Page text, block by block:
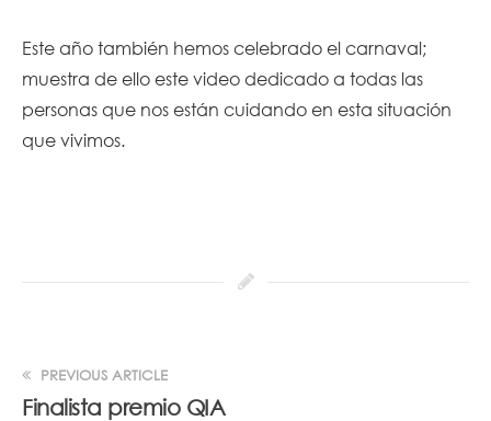
Este año también hemos celebrado el carnaval;
muestra de ello estevideodedicado a todas las
personas que nos están cuidando en esta situación
que vivimos.
PREVIOUS ARTICLE
Finalista premio QIA